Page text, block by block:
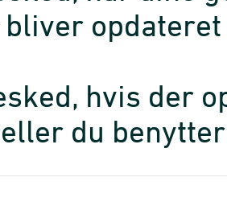
opdateret
hvis der
du benytter